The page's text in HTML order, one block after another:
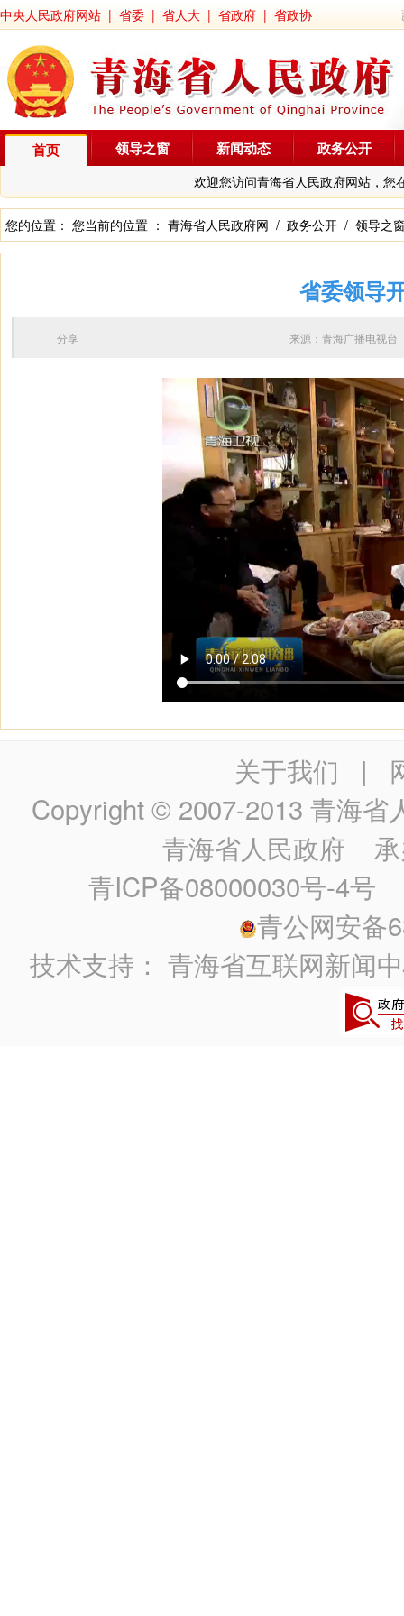
中央人民政府网站 | 省委 | 省人大 | 省政府 | 省政协
首页
欢迎您访问青海省人民政府网站，您
领导之窗 新闻动态 政务公开
您的位置： 您当前的位置 ： 青海省人民政府网 / 政务公开 / 领导之
省委领导
来源：青海广播电视
分享
关于我们 |
Copyright © 2007-2013 青海省
青海省人民政府 承
青ICP备08000030号-4号
青公网安备
技术支持：青海省互联网新闻